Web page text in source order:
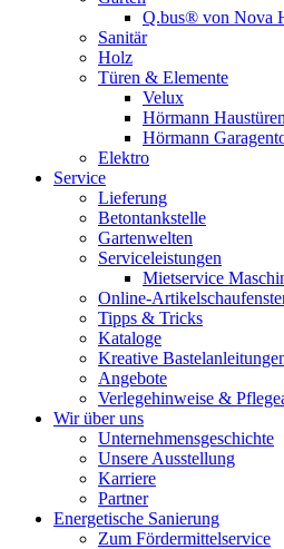
Q.bus® von Nova
Sanitär
Holz
Türen & Elemente
Velux
Hörmann Haustüren
Hörmann
Elektro
Service
Lieferung
Betontankstelle
Gartenwelten
Serviceleistungen
Mietservice
Online-
Tipps & Tricks
Kataloge
Kreative
Angebote
Verlegehinweise &
Wir über uns
Unternehmensgeschichte
Unsere Ausstellung
Karriere
Partner
Energetische Sanierung
Zum Fördermittelservice